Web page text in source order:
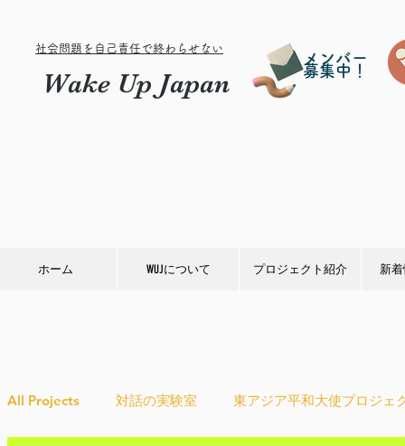
社会問題を自己責任で終わらせない
Wake Up Japan
メンバー
募集中！
ホーム WUJについて プロジェクト紹介 新
All Projects 対話の実験室 東アジア平和大使プロジェ